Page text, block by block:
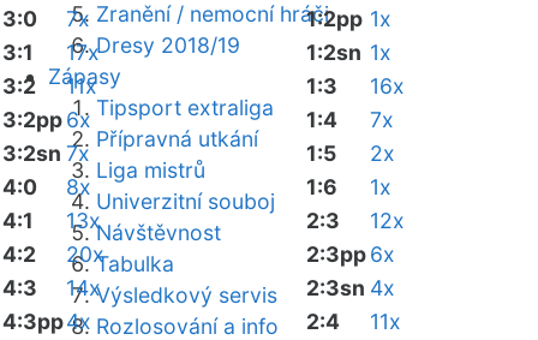
Zranění / nemocní hráči
Dresy 2018/19
Zápasy
Tipsport extraliga
Přípravná utkání
Liga mistrů
Univerzitní souboj
Návštěvnost
Tabulka
Výsledkový servis
Rozlosování a info
3:0
7x
3:1
17x
3:2
11x
3:2pp6x
3:2sn 7x
4:0
8x
4:1
13x
4:2
20x
4:3
14x
4:3pp4x
1:2pp 1x
1:2sn 1x
1:3
16x
1:4
7x
1:5
2x
1:6
1x
2:3
12x
2:3pp6x
2:3sn 4x
2:4
11x